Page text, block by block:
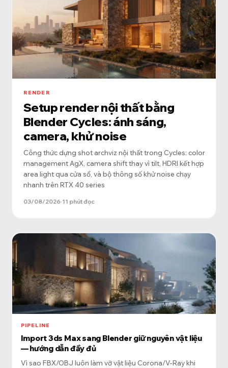
RENDER
Setup render nội thất bằng
Blender Cycles: ánh sáng,
camera, khử noise
Công thức dựng shot archviz nội thất trong Cycles: color
management AgX, camera shift thay vì tilt, HDRI kết hợp
area light qua cửa sổ, và bộ thông số khử noise chạy
nhanh trên RTX 40 series
03/08/2026·11 phút đọc
PIPELINE
Import 3ds Max sang Blender giữ nguyên vật liệu
— hướng dẫn đầy đủ
Vì sao FBX/OBJ luôn làm vỡ vật liệu Corona/V-Ray khi